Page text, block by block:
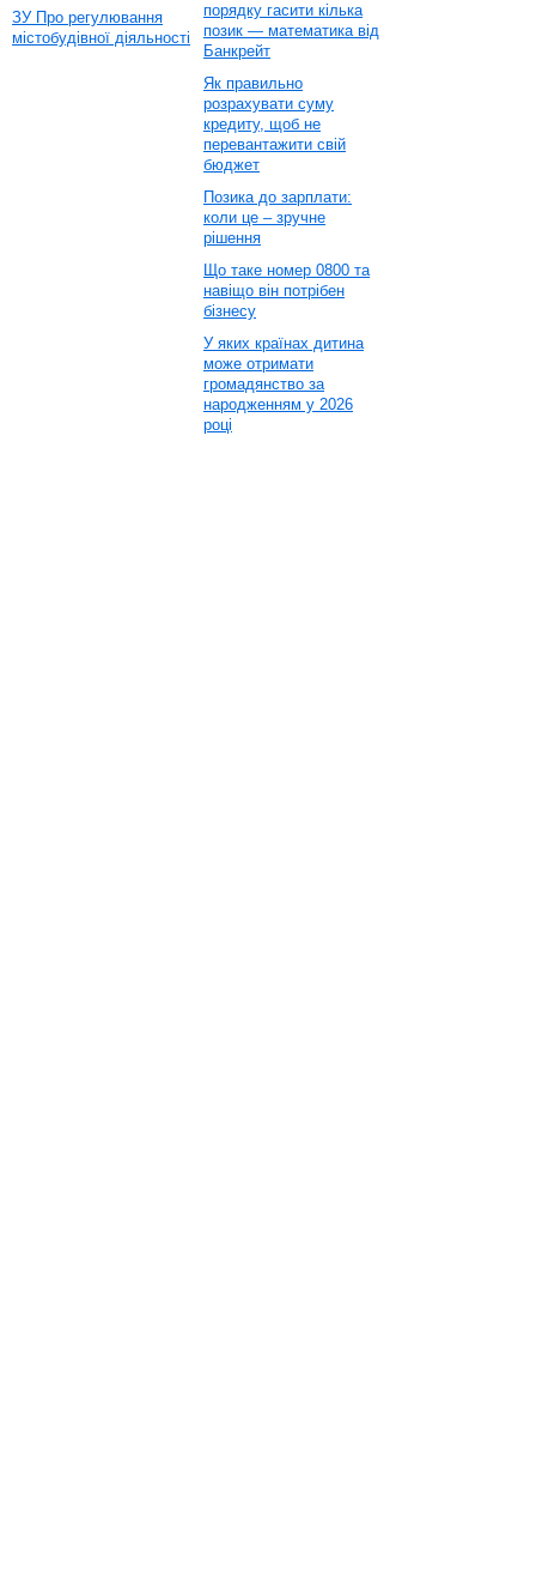
ЗУ Про регулювання
містобудівної діяльності
порядку гасити кілька
позик — математика від
Банкрейт
Як правильно
розрахувати суму
кредиту, щоб не
перевантажити свій
бюджет
Позика до зарплати:
коли це – зручне
рішення
Що таке номер 0800 та
навіщо він потрібен
бізнесу
У яких країнах дитина
може отримати
громадянство за
народженням у 2026
році